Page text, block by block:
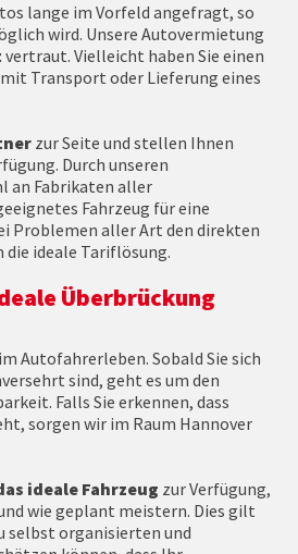
lange im Vorfeld angefragt, so
wird. Unsere Autovermietung
vertraut. Vielleicht haben Sie einen
Transport oder Lieferung eines
zur Seite und stellen Ihnen
Durch unseren
an Fabrikaten aller
Fahrzeug für eine
Problemen aller Art den direkten
die ideale Tariflösung.
Überbrückung
Autofahrerleben. Sobald Sie sich
sind, geht es um den
Falls Sie erkennen, dass
sorgen wir im Raum Hannover
ideale Fahrzeug zur Verfügung,
wie geplant meistern. Dies gilt
selbst organisierten und